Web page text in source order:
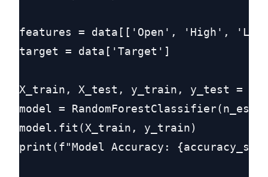
features = data[['Open', 'High',
target = data['Target']
X_train, X_test, y_train, y_test =
model =
model.fit(X_train, y_train)
print(f"Model Accuracy: